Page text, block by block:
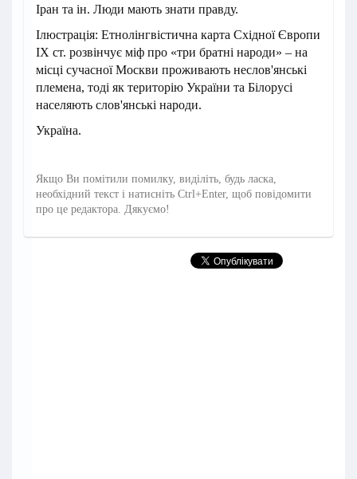
Іран та ін. Люди мають знати правду.
Ілюстрація: Етнолінгвістична карта Східної Європи
IX ст. розвінчує міф про «три братні народи» – на
місці сучасної Москви проживають неслов'янські
племена, тоді як територію України та Білорусі
населяють слов'янські народи.
Україна.
Якщо Ви помітили помилку, виділіть, будь ласка,
необхідний текст і натисніть Ctrl+Enter, щоб повідомити
про це редактора. Дякуємо!